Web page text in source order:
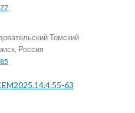
Томский
Россия
63